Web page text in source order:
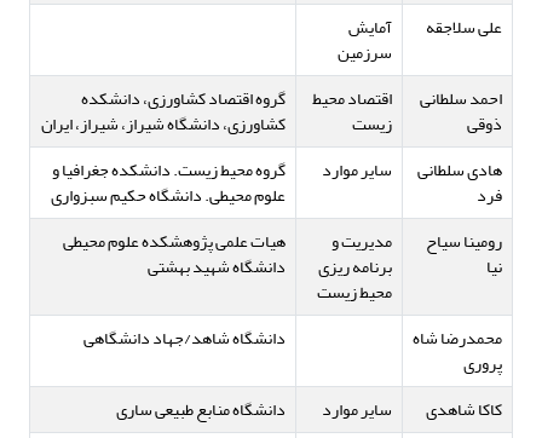
علی سلاجقه آمایش
سرزمین
احمد سلطانی
ذوقی
اقتصاد محیط
زیست
گروه اقتصاد کشاورزی، دانشکده
کشاورزی، دانشگاه شیراز، شیراز، ایران
هادی سلطانی
فرد
سایر موارد گروه محیط زیست. دانشکده جغرافیا و
علوم محیطی. دانشگاه حکیم سبزواری
رومینا سیاح
نیا
مدیریت و
برنامه ریزی
محیط زیست
هیات علمی پژوهشکده علوم محیطی
دانشگاه شهید بهشتی
محمدرضا شاه
پروری
دانشگاه شاهد/جهاد دانشگاهی
کاکا شاهدی سایر موارد
دانشگاه منابع طبیعی ساری